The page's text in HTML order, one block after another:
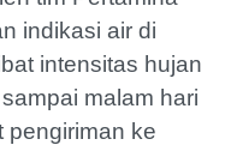
indikasi air di
intensitas hujan
malam hari
pengiriman ke